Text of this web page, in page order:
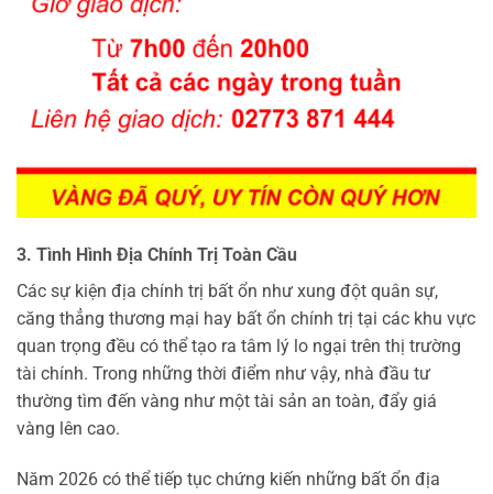
3. Tình Hình Địa Chính Trị Toàn Cầu
Các sự kiện địa chính trị bất ổn như xung đột quân sự,
căng thẳng thương mại hay bất ổn chính trị tại các khu vực
quan trọng đều có thể tạo ra tâm lý lo ngại trên thị trường
tài chính. Trong những thời điểm như vậy, nhà đầu tư
thường tìm đến vàng như một tài sản an toàn, đẩy giá
vàng lên cao.
Năm 2026 có thể tiếp tục chứng kiến những bất ổn địa